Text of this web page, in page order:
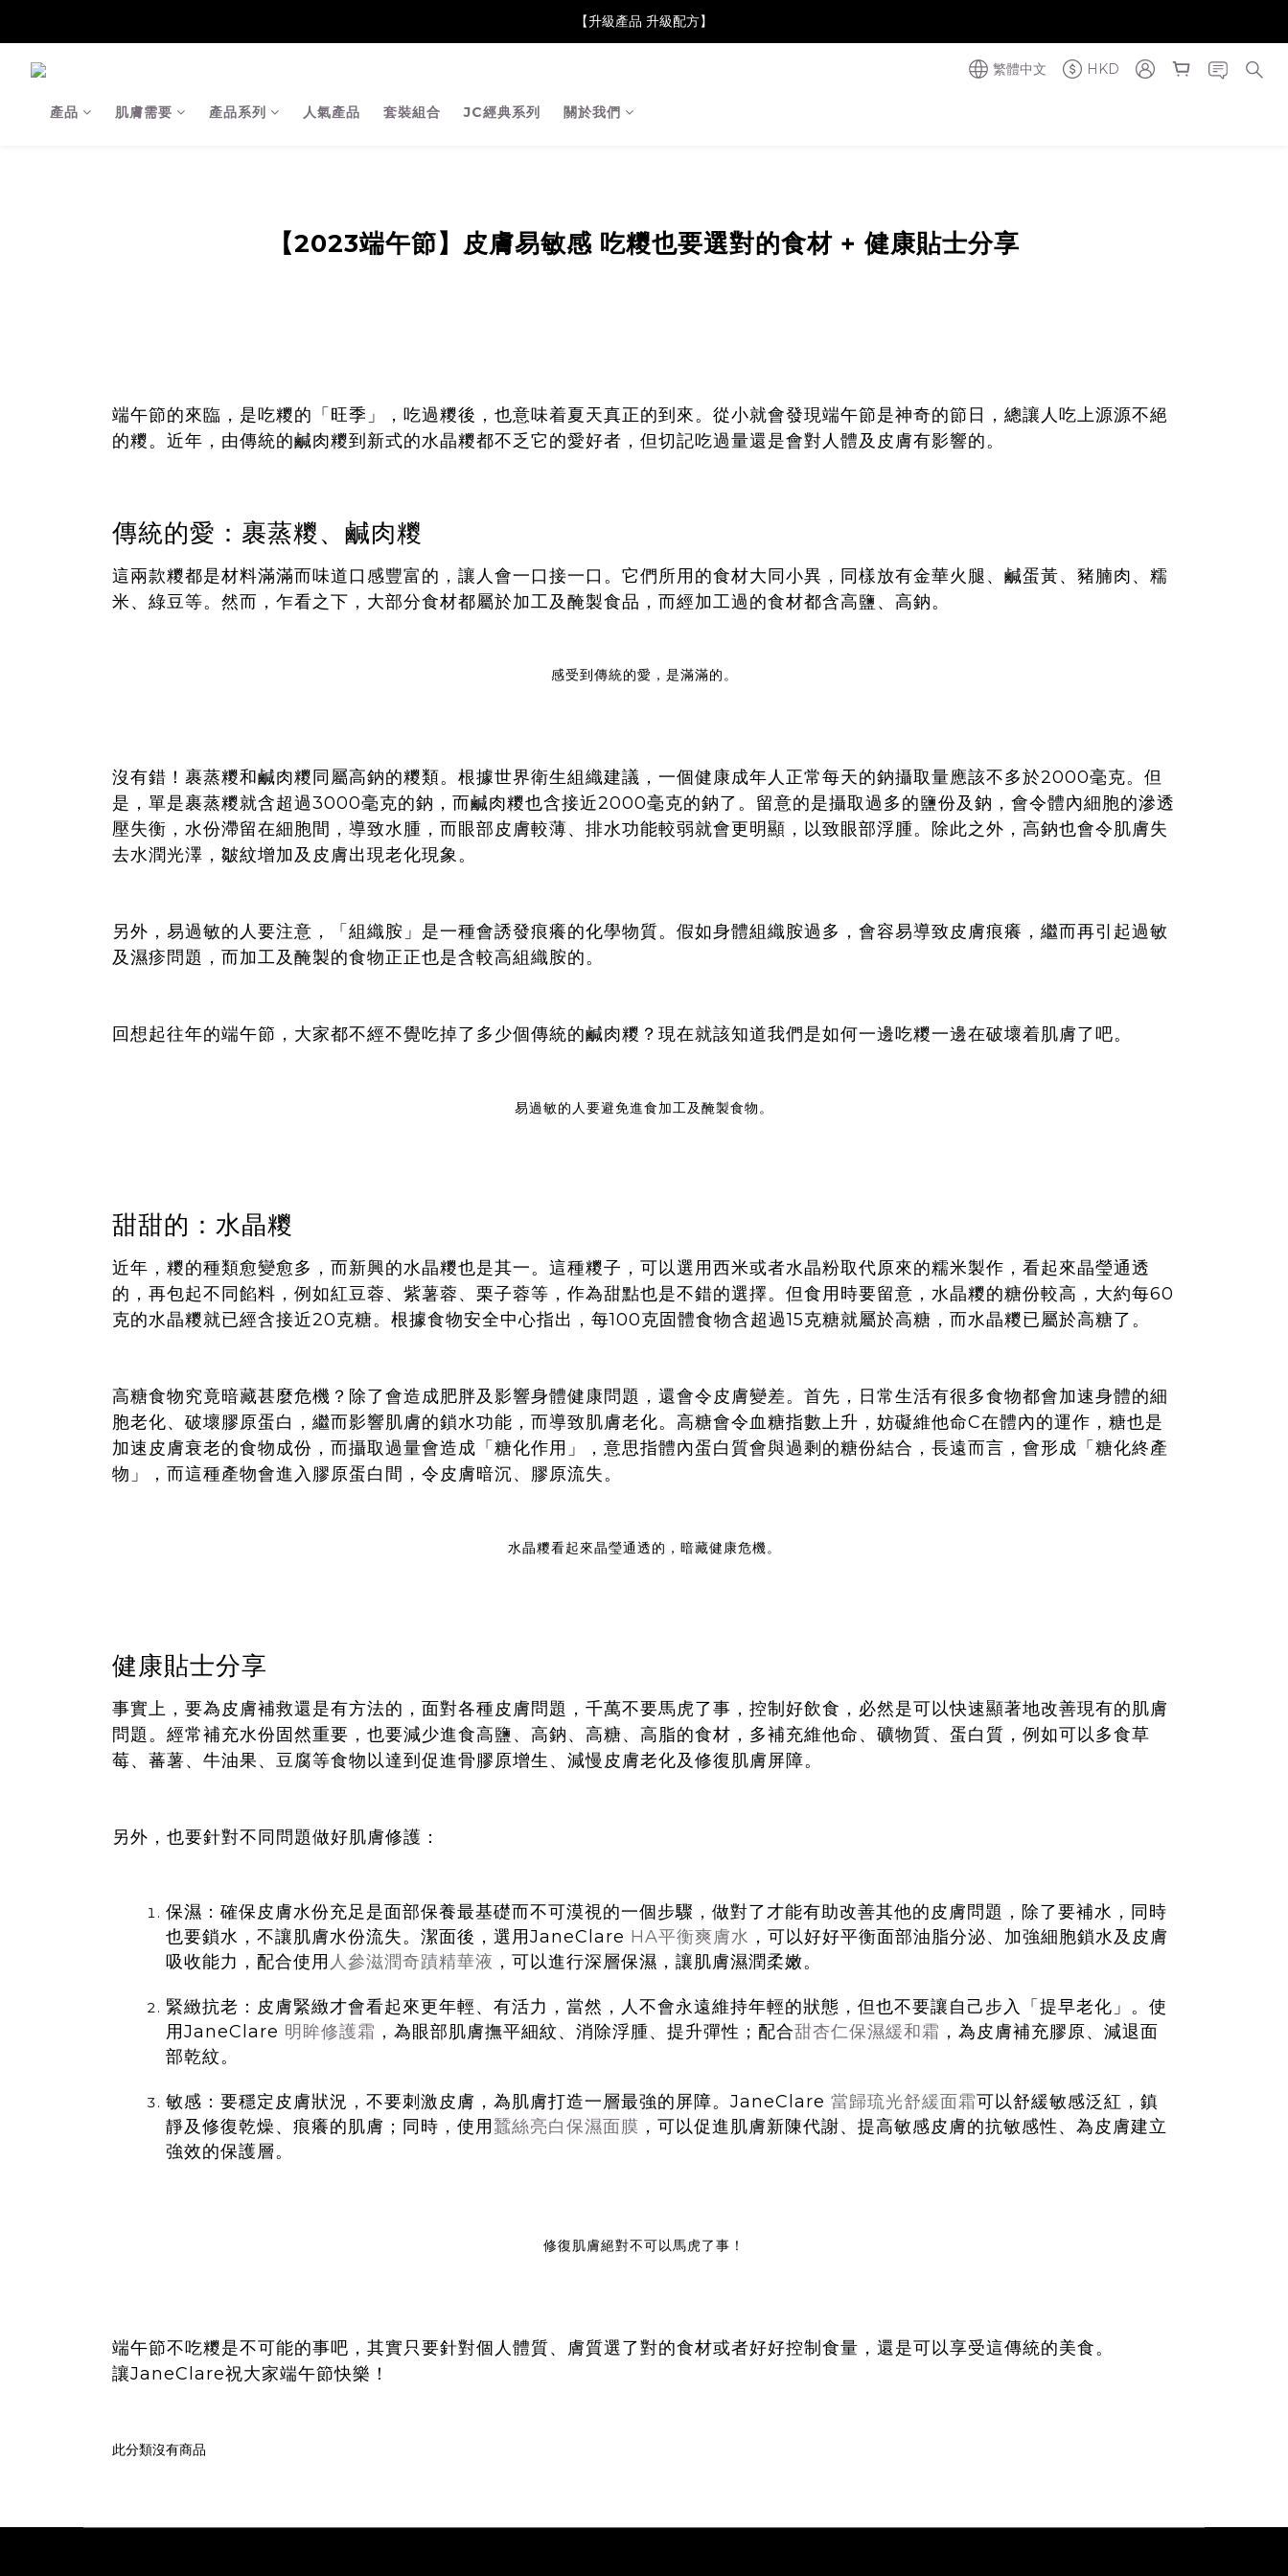
【JaneClare 康膚薈在iida Award Milan 2024 Professional Award 勇奪金獎】
【升級產品 升級配方】
繁體中文 HKD
產品 肌膚需要 產品系列 人氣產品 套裝組合 JC經典系列 關於我們
【2023端午節】皮膚易敏感 吃糭也要選對的食材 + 健康貼士分享
端午節的來臨，是吃糭的「旺季」，吃過糭後，也意味着夏天真正的到來。從小就會發現端午節是神奇的節日，總讓人吃上源源不絕
的糭。近年，由傳統的鹹肉糭到新式的水晶糭都不乏它的愛好者，但切記吃過量還是會對人體及皮膚有影響的。
傳統的愛：裹蒸糭、鹹肉糭
這兩款糭都是材料滿滿而味道口感豐富的，讓人會一口接一口。它們所用的食材大同小異，同樣放有金華火腿、鹹蛋黃、豬腩肉、糯
米、綠豆等。然而，乍看之下，大部分食材都屬於加工及醃製食品，而經加工過的食材都含高鹽、高鈉。
感受到傳統的愛，是滿滿的。
沒有錯！裹蒸糭和鹹肉糭同屬高鈉的糭類。根據世界衛生組織建議，一個健康成年人正常每天的鈉攝取量應該不多於2000毫克。但
是，單是裹蒸糭就含超過3000毫克的鈉，而鹹肉糭也含接近2000毫克的鈉了。留意的是攝取過多的鹽份及鈉，會令體內細胞的滲透
壓失衡，水份滯留在細胞間，導致水腫，而眼部皮膚較薄、排水功能較弱就會更明顯，以致眼部浮腫。除此之外，高鈉也會令肌膚失
去水潤光澤，皺紋增加及皮膚出現老化現象。
另外，易過敏的人要注意，「組織胺」是一種會誘發痕癢的化學物質。假如身體組織胺過多，會容易導致皮膚痕癢，繼而再引起過敏
及濕疹問題，而加工及醃製的食物正正也是含較高組織胺的。
回想起往年的端午節，大家都不經不覺吃掉了多少個傳統的鹹肉糭？現在就該知道我們是如何一邊吃糭一邊在破壞着肌膚了吧。
易過敏的人要避免進食加工及醃製食物。
甜甜的：水晶糭
近年，糭的種類愈變愈多，而新興的水晶糭也是其一。這種糭子，可以選用西米或者水晶粉取代原來的糯米製作，看起來晶瑩通透
的，再包起不同餡料，例如紅豆蓉、紫薯蓉、栗子蓉等，作為甜點也是不錯的選擇。但食用時要留意，水晶糭的糖份較高，大約每60
克的水晶糭就已經含接近20克糖。根據食物安全中心指出，每100克固體食物含超過15克糖就屬於高糖，而水晶糭已屬於高糖了。
高糖食物究竟暗藏甚麼危機？除了會造成肥胖及影響身體健康問題，還會令皮膚變差。首先，日常生活有很多食物都會加速身體的細
胞老化、破壞膠原蛋白，繼而影響肌膚的鎖水功能，而導致肌膚老化。高糖會令血糖指數上升，妨礙維他命C在體內的運作，糖也是
加速皮膚衰老的食物成份，而攝取過量會造成「糖化作用」，意思指體內蛋白質會與過剩的糖份結合，長遠而言，會形成「糖化終產
物」，而這種產物會進入膠原蛋白間，令皮膚暗沉、膠原流失。
水晶糭看起來晶瑩通透的，暗藏健康危機。
健康貼士分享
事實上，要為皮膚補救還是有方法的，面對各種皮膚問題，千萬不要馬虎了事，控制好飲食，必然是可以快速顯著地改善現有的肌膚
問題。經常補充水份固然重要，也要減少進食高鹽、高鈉、高糖、高脂的食材，多補充維他命、礦物質、蛋白質，例如可以多食草
莓、蕃薯、牛油果、豆腐等食物以達到促進骨膠原增生、減慢皮膚老化及修復肌膚屏障。
另外，也要針對不同問題做好肌膚修護：
保濕：確保皮膚水份充足是面部保養最基礎而不可漠視的一個步驟，做對了才能有助改善其他的皮膚問題，除了要補水，同時
也要鎖水，不讓肌膚水份流失。潔面後，選用JaneClare HA平衡爽膚水 ，可以好好平衡面部油脂分泌、加強細胞鎖水及皮膚
吸收能力，配合使用 人參滋潤奇蹟精華液 ，可以進行深層保濕，讓肌膚濕潤柔嫩。
緊緻抗老：皮膚緊緻才會看起來更年輕、有活力，當然，人不會永遠維持年輕的狀態，但也不要讓自己步入「提早老化」。使
用JaneClare 明眸修護霜 ，為眼部肌膚撫平細紋、消除浮腫、提升彈性；配合甜杏仁保濕緩和霜 ，為皮膚補充膠原、減退面
部乾紋。
敏感：要穩定皮膚狀況，不要刺激皮膚，為肌膚打造一層最強的屏障。JaneClare 當歸琉光舒緩面霜可以舒緩敏感泛紅，鎮
靜及修復乾燥、痕癢的肌膚；同時，使用 蠶絲亮白保濕面膜 ，可以促進肌膚新陳代謝、提高敏感皮膚的抗敏感性、為皮膚建立
強效的保護層。
修復肌膚絕對不可以馬虎了事！
端午節不吃糭是不可能的事吧，其實只要針對個人體質、膚質選了對的食材或者好好控制食量，還是可以享受這傳統的美食。
讓JaneClare祝大家端午節快樂！
此分類沒有商品